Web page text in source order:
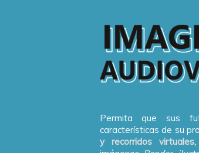
Permita que sus
características de su
y recorridos